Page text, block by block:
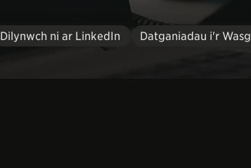
Dilynwch ni ar LinkedIn Datganiadau i'r Wasg